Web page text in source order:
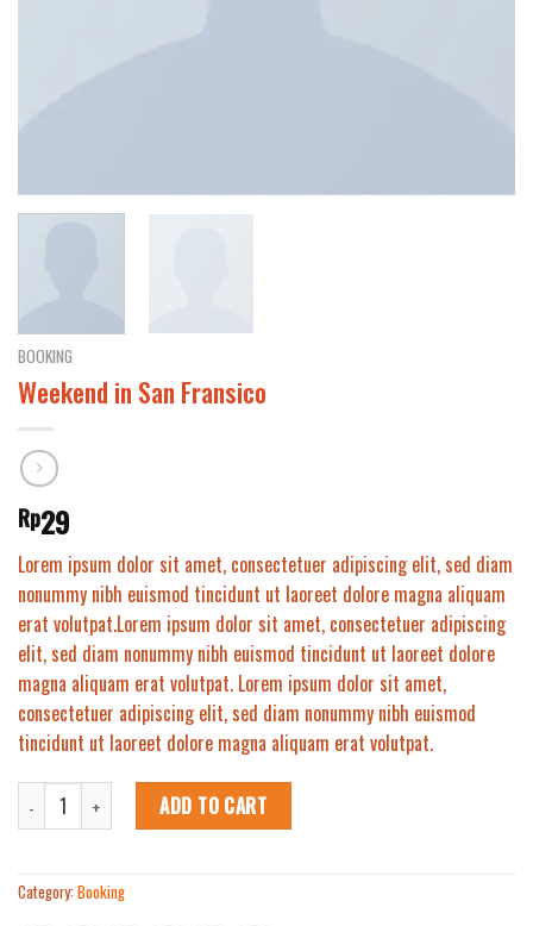
BOOKING
Weekend in San Fransico
Rp29
Lorem ipsum dolor sit amet, consectetuer adipiscing elit, sed diam
nonummy nibh euismod tincidunt ut laoreet dolore magna aliquam
erat volutpat.Lorem ipsum dolor sit amet, consectetuer adipiscing
elit, sed diam nonummy nibh euismod tincidunt ut laoreet dolore
magna aliquam erat volutpat. Lorem ipsum dolor sit amet,
consectetuer adipiscing elit, sed diam nonummy nibh euismod
tincidunt ut laoreet dolore magna aliquam erat volutpat.
Weekend in San Fransico quantity
ADD TO CART
Category: Booking